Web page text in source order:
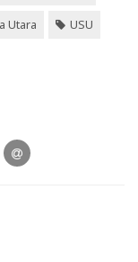
Utara USU